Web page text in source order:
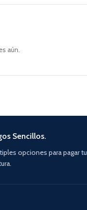
aún.
Sencillos.
opciones para pagar tu